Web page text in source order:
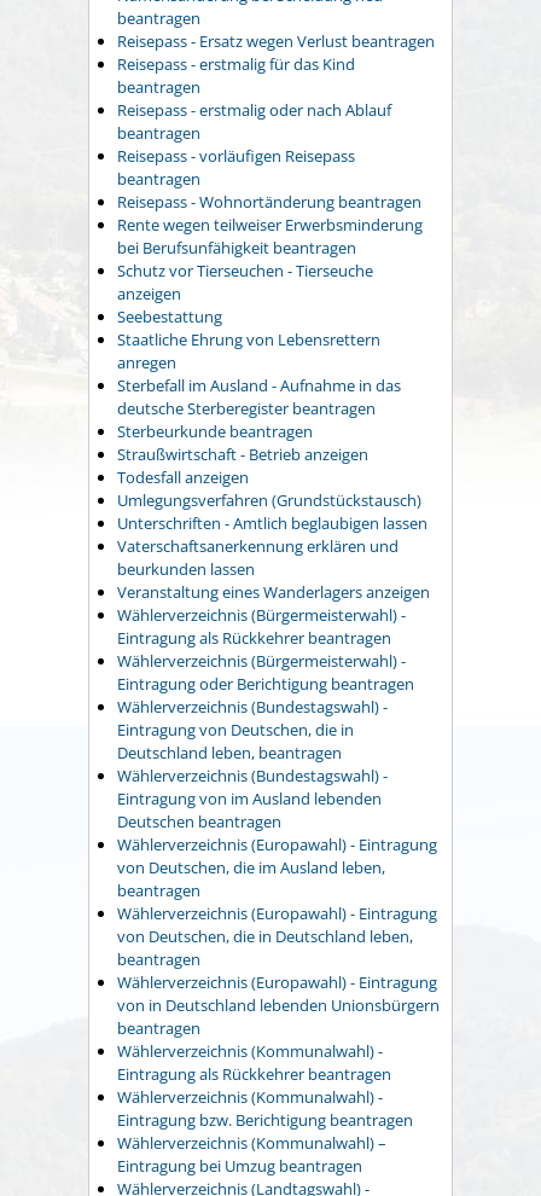
beantragen
Reisepass - Ersatz wegen Verlust beantragen
Reisepass - erstmalig für das Kind
beantragen
Reisepass - erstmalig oder nach Ablauf
beantragen
Reisepass - vorläufigen Reisepass
beantragen
Reisepass - Wohnortänderung beantragen
Rente wegen teilweiser Erwerbsminderung
bei Berufsunfähigkeit beantragen
Schutz vor Tierseuchen - Tierseuche
anzeigen
Seebestattung
Staatliche Ehrung von Lebensrettern
anregen
Sterbefall im Ausland - Aufnahme in das
deutsche Sterberegister beantragen
Sterbeurkunde beantragen
Straußwirtschaft - Betrieb anzeigen
Todesfall anzeigen
Umlegungsverfahren (Grundstückstausch)
Unterschriften - Amtlich beglaubigen lassen
Vaterschaftsanerkennung erklären und
beurkunden lassen
Veranstaltung eines Wanderlagers anzeigen
Wählerverzeichnis (Bürgermeisterwahl) -
Eintragung als Rückkehrer beantragen
Wählerverzeichnis (Bürgermeisterwahl) -
Eintragung oder Berichtigung beantragen
Wählerverzeichnis (Bundestagswahl) -
Eintragung von Deutschen, die in
Deutschland leben, beantragen
Wählerverzeichnis (Bundestagswahl) -
Eintragung von im Ausland lebenden
Deutschen beantragen
Wählerverzeichnis (Europawahl) - Eintragung
von Deutschen, die im Ausland leben,
beantragen
Wählerverzeichnis (Europawahl) - Eintragung
von Deutschen, die in Deutschland leben,
beantragen
Wählerverzeichnis (Europawahl) - Eintragung
von in Deutschland lebenden Unionsbürgern
beantragen
Wählerverzeichnis (Kommunalwahl) -
Eintragung als Rückkehrer beantragen
Wählerverzeichnis (Kommunalwahl) -
Eintragung bzw. Berichtigung beantragen
Wählerverzeichnis (Kommunalwahl) –
Eintragung bei Umzug beantragen
Wählerverzeichnis (Landtagswahl) -